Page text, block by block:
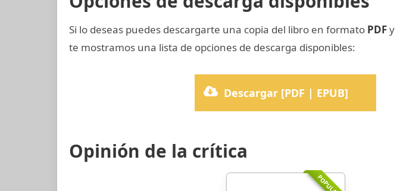
Si lo deseas puedes descargarte una copia del libro en formato PDFy
te mostramos una lista de opciones de descarga disponibles:
Descargar [PDF | EPUB]
Opinión de la crítica